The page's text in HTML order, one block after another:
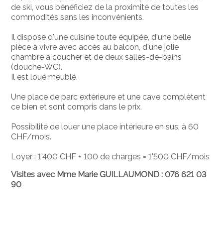
de ski, vous bénéficiez de la proximité de toutes les
commodités sans les inconvénients.
Il dispose d'une cuisine toute équipée, d'une belle
pièce à vivre avec accès au balcon, d'une jolie
chambre à coucher et de deux salles-de-bains
(douche-WC).
Il est loué meublé.
Une place de parc extérieure et une cave complètent
ce bien et sont compris dans le prix.
Possibilité de louer une place intérieure en sus, à 60
CHF/mois.
Loyer : 1'400 CHF + 100 de charges = 1'500 CHF/mois
Visites avec Mme Marie GUILLAUMOND : 076 621 03
90